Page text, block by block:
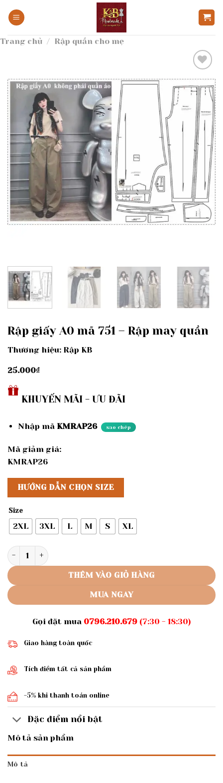
qua
dung
Trang chủ / Rập quần cho mẹ
Add to
wishlist
Rập giấy A0 mã 751 – Rập may quần
Thương hiệu: Rập KB
25.000₫
KHUYẾN MÃI - ƯU ĐÃI
Nhập mã KMRAP26 sao chép
Mã giảm giá:
KMRAP26
HƯỚNG DẪN CHỌN SIZE
Size
2XL 3XL L M S XL
Rập giấy A0 mã 751 - Rập may quần số lượng
THÊM VÀO GIỎ HÀNG
MUA NGAY
Gọi đặt mua 0796.210.679(7:30 - 18:30)
Giao hàng toàn quốc
Tích điểm tất cả sản phẩm
-5% khi thanh toán online
Đặc điểm nổi bật
Mô tả sản phẩm
Mô tả